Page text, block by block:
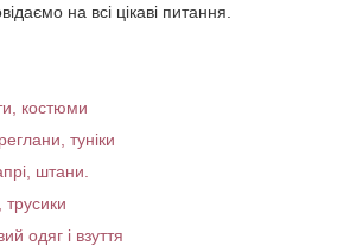
на всі цікаві питання.
костюми
туніки
штани.
одяг і взуття